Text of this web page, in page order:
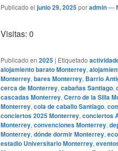
Publicado el junio 29, 2025poradmin—
Visitas: 0
Publicado en 2025 | Etiquetado
alojamiento barato Monterrey,
Monterrey, bares Monterrey, Barrio
cerca de Monterrey, cabañas Santiago,
cascadas Monterrey, Cerro de la Silla
Monterrey, cola de caballo Santiago,
conciertos 2025 Monterrey, conciertos
Monterrey, convenciones Monterrey,
Monterrey, dónde dormir Monterrey,
estadio Universitario Monterrey,